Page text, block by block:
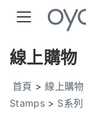
線上購物
首頁 >線上購物
Stamps > S系列